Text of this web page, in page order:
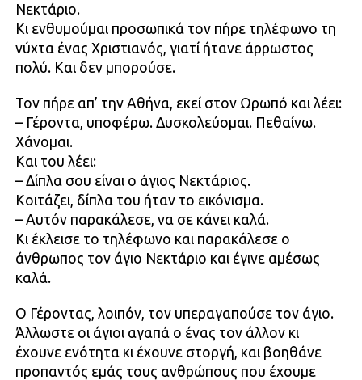
Νεκτάριο.
Κι ενθυμούμαι προσωπικά τον πήρε τηλέφωνο τη
νύχτα ένας Χριστιανός, γιατί ήτανε άρρωστος
πολύ. Και δεν μπορούσε.
Τον πήρε απ’ την Αθήνα, εκεί στον Ωρωπό και λέει:
– Γέροντα, υποφέρω. Δυσκολεύομαι. Πεθαίνω.
Χάνομαι.
Και του λέει:
– Δίπλα σου είναι ο άγιος Νεκτάριος.
Κοιτάζει, δίπλα του ήταν το εικόνισμα.
– Αυτόν παρακάλεσε, να σε κάνει καλά.
Κι έκλεισε το τηλέφωνο και παρακάλεσε ο
άνθρωπος τον άγιο Νεκτάριο και έγινε αμέσως
καλά.
Ο Γέροντας, λοιπόν, τον υπεραγαπούσε τον άγιο.
Άλλωστε οι άγιοι αγαπά ο ένας τον άλλον κι
έχουνε ενότητα κι έχουνε στοργή, και βοηθάνε
προπαντός εμάς τους ανθρώπους που έχουμε